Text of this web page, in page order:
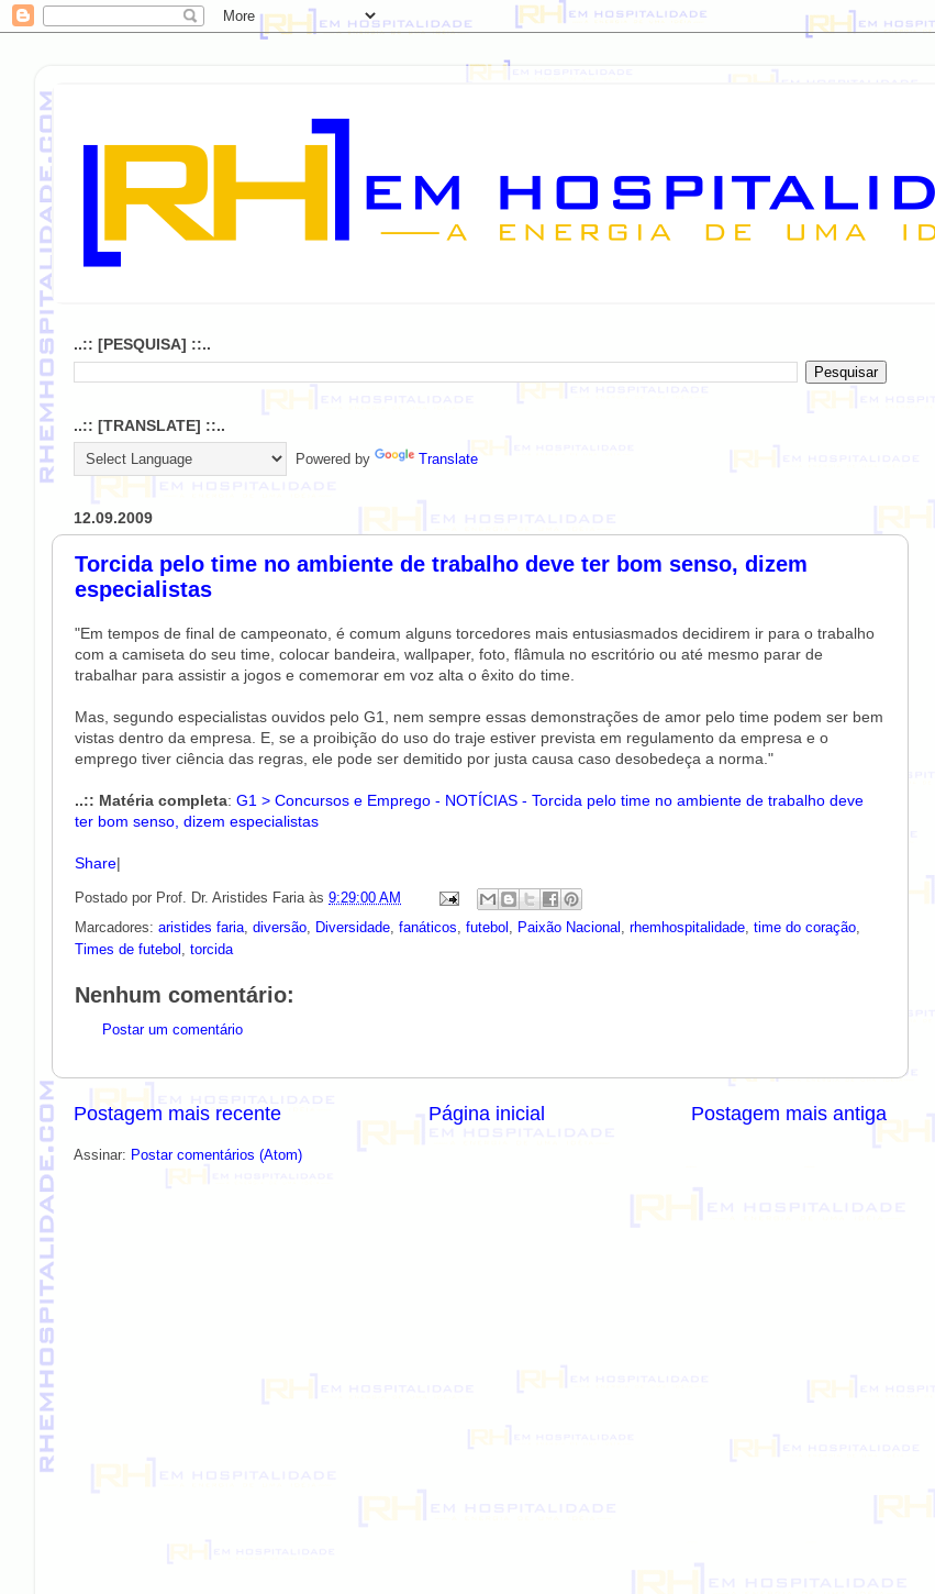
..:: [PESQUISA] ::..
..:: [TRANSLATE] ::..
Powered by Translate
12.09.2009
Torcida pelo time no ambiente de trabalho deve ter bom senso, dizem
especialistas
"Em tempos de final de campeonato, é comum alguns torcedores mais entusiasmados decidirem ir para o trabalho
com a camiseta do seu time, colocar bandeira, wallpaper, foto, flâmula no escritório ou até mesmo parar de
trabalhar para assistir a jogos e comemorar em voz alta o êxito do time.
Mas, segundo especialistas ouvidos pelo G1, nem sempre essas demonstrações de amor pelo time podem ser bem
vistas dentro da empresa. E, se a proibição do uso do traje estiver prevista em regulamento da empresa e o
emprego tiver ciência das regras, ele pode ser demitido por justa causa caso desobedeça a norma."
..:: Matéria completa: G1 > Concursos e Emprego - NOTÍCIAS - Torcida pelo time no ambiente de trabalho deve
ter bom senso, dizem especialistas
Share|
Postado por Prof. Dr. Aristides Faria às 9:29:00 AM
Marcadores: aristides faria diversão Diversidade fanáticos futebol Paixão Nacional rhemhospitalidade time do coração
Times de futebol
torcida
Nenhum comentário:
Postar um comentário
Postagem mais recente Postagem mais antiga
Página inicial
Assinar: Postar comentários (Atom)